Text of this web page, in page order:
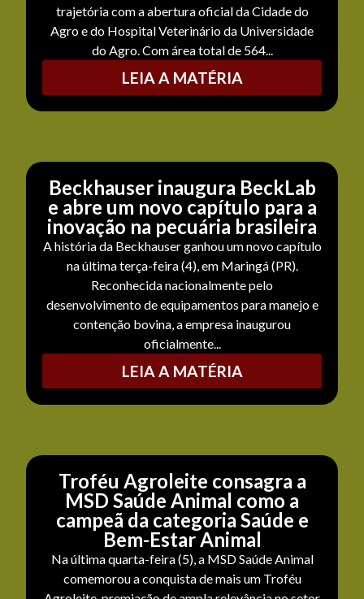
trajetória com a abertura oficial da Cidade do
Agro e do Hospital Veterinário da Universidade
do Agro. Com área total de 564...
LEIA A MATÉRIA
Beckhauser inaugura BeckLab
e abre um novo capítulo para a
inovação na pecuária brasileira
A história da Beckhauser ganhou um novo capítulo
na última terça-feira (4), em Maringá (PR).
Reconhecida nacionalmente pelo
desenvolvimento de equipamentos para manejo e
contenção bovina, a empresa inaugurou
oficialmente...
LEIA A MATÉRIA
Troféu Agroleite consagra a
MSD Saúde Animal como a
campeã da categoria Saúde e
Bem-Estar Animal
Na última quarta-feira (5), a MSD Saúde Animal
comemorou a conquista de mais um Troféu